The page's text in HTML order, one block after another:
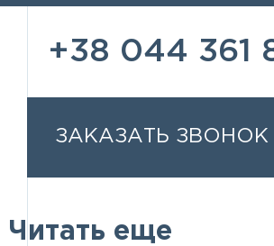
+38 044 361
ЗАКАЗАТЬ ЗВОНОК
Читать еще